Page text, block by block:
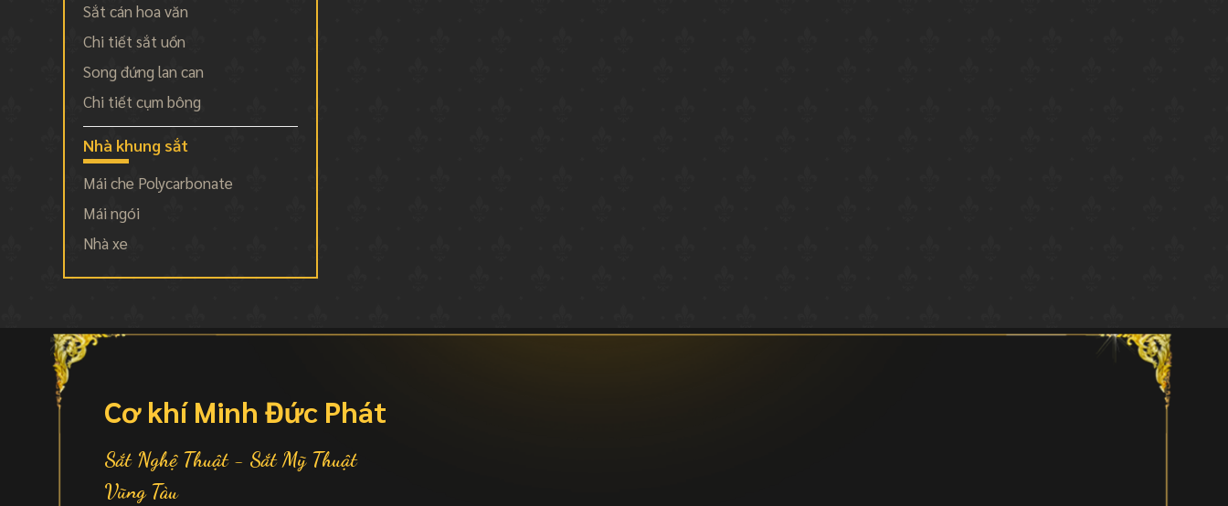
Sắt cán hoa văn
Chi tiết sắt uốn
Song đứng lan can
Chi tiết cụm bông
Nhà khung sắt
Mái che Polycarbonate
Mái ngói
Nhà xe
Cơ khí Minh Đức Phát
Sắt Nghệ Thuật - Sắt Mỹ Thuật
Vũng Tàu